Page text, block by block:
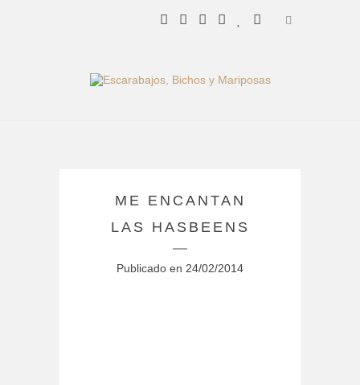
ME ENCANTAN
LAS HASBEENS
Publicado en 24/02/2014